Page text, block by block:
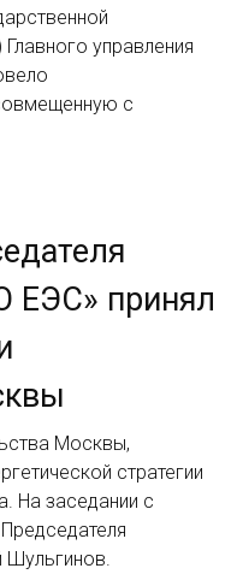
управления
с
ЕЭС» принял
Москвы,
стратегии
На заседании с